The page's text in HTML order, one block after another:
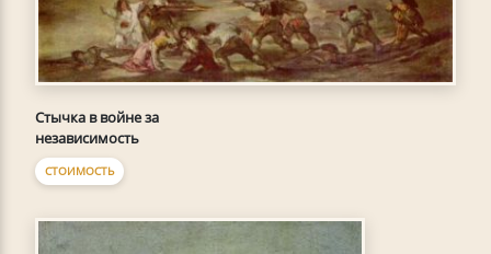
Стычка в войне за
независимость
СТОИМОСТЬ